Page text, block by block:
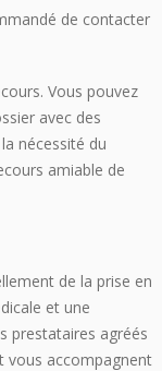
de contacter
Vous pouvez
avec des
nécessité du
amiable de
de la prise en
et une
prestataires agréés
vous accompagnent